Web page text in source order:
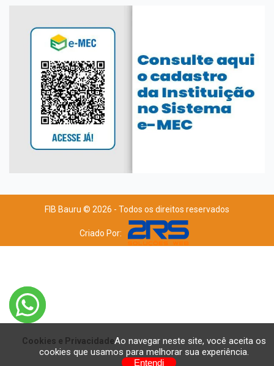
FIB Bauru © 2026 - Todos os direitos reservados
Criado Por:
Cookies e PrivacidadeAo navegar neste site, você aceita os
cookies que usamos para melhorar sua experiência.
Entendi